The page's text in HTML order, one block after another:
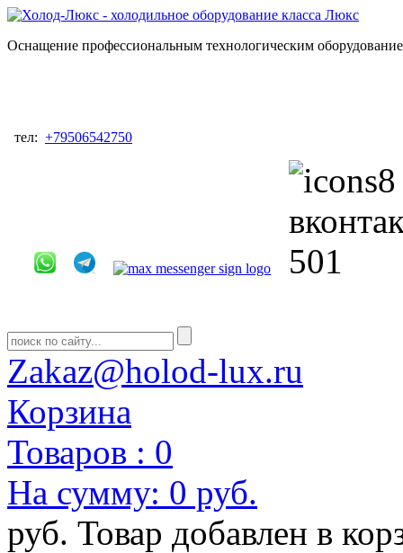
Оснащение профессиональным технологическим
тел: +79506542750
Zakaz@holod-lux.ru
Корзина
Товаров : 0
На сумму: 0 руб.
руб. Товар добавлен в